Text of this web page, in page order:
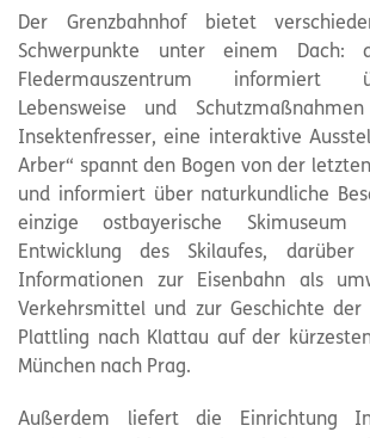
Der Grenzbahnhof bietet
Schwerpunkte unter einem Dach:
Fledermauszentrum informiert
Lebensweise und
Insektenfresser, eine interaktive
Arber“ spannt den Bogen von der
und informiert über naturkundliche
einzige ostbayerische
Entwicklung des Skilaufes,
Informationen zur Eisenbahn als
Verkehrsmittel und zur Geschichte der
Plattling nach Klattau auf der
München nach Prag.
Außerdem liefert die Einrichtung